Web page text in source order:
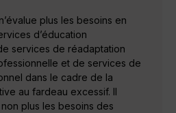
plus les besoins en
d’éducation
services de réadaptation
et de services de
dans le cadre de la
au fardeau excessif. Il
non plus les besoins des